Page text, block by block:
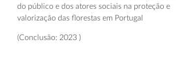
do público e dos atores sociais na proteção e
valorização das florestas em Portugal
(Conclusão: 2023 )